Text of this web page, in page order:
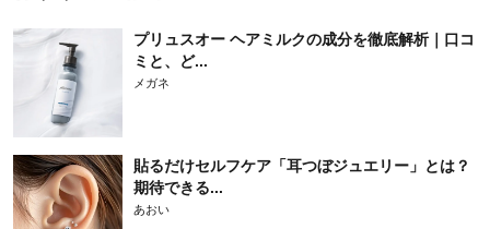
プリュスオー ヘアミルクの成分を徹底解析｜口コ
ミと、ど...
メガネ
貼るだけセルフケア「耳つぼジュエリー」とは？
期待できる...
あおい